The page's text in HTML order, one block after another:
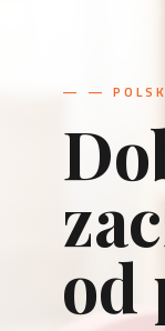
—
to